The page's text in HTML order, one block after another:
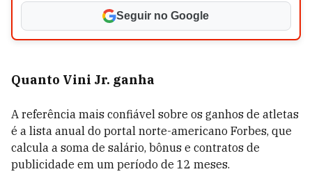
Seguir no Google
Quanto Vini Jr. ganha
A referência mais confiável sobre os ganhos de atletas
é a lista anual do portal norte-americano Forbes, que
calcula a soma de salário, bônus e contratos de
publicidade em um período de 12 meses.